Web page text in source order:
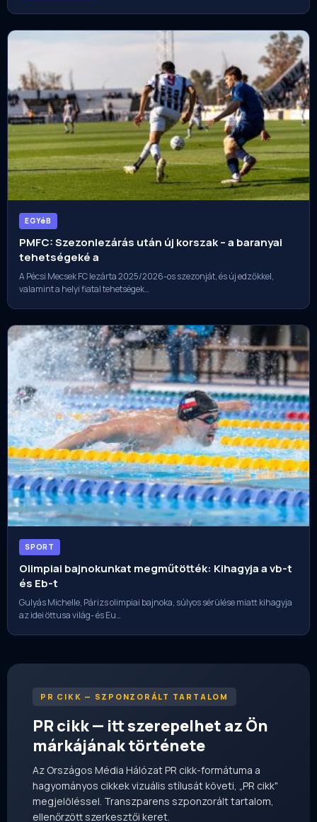
EGYéB
PMFC: Szezonlezárás után új korszak – a baranyai
tehetségeké a
A Pécsi Mecsek FC lezárta 2025/2026-os szezonját, és új edzőkkel,
valamint a helyi fiatal tehetségek…
SPORT
Olimpiai bajnokunkat megműtötték: Kihagyja a vb-t
és Eb-t
Gulyás Michelle, Párizs olimpiai bajnoka, súlyos sérülése miatt kihagyja
az idei öttusa világ- és Eu…
PR CIKK — SZPONZORÁLT TARTALOM
PR cikk — itt szerepelhet az Ön
márkájának története
Az Országos Média Hálózat PR cikk-formátuma a
hagyományos cikkek vizuális stílusát követi, „PR cikk"
megjelöléssel. Transzparens szponzorált tartalom,
ellenőrzött szerkesztői keret.